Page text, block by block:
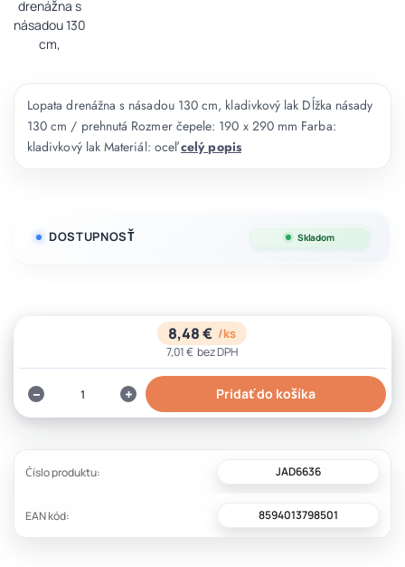
Lopata drenážna s násadou 130 cm, kladivkový lak Dĺžka násady
130 cm / prehnutá Rozmer čepele: 190 x 290 mm Farba:
kladivkový lak Materiál: oceľcelý popis
DOSTUPNOSŤ Skladom
8,48 € /ks
7,01 € bez DPH
Pridať do košíka
Číslo produktu: JAD6636
EAN kód: 8594013798501